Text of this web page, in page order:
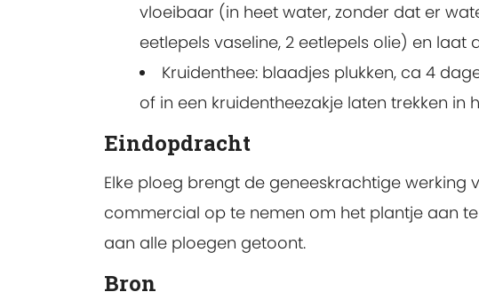
vloeibaar (in heet water, zonder dat er
eetlepels vaseline, 2 eetlepels olie) en laat
Kruidenthee: blaadjes plukken, ca 4
of in een kruidentheezakje laten trekken in
Eindopdracht
Elke ploeg brengt de geneeskrachtige werking
commercial op te nemen om het plantje aan
aan alle ploegen getoont.
Bron